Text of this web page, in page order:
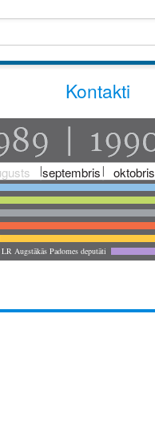
Kontakti
septembris oktobris
LR Augstākās Padomes deputāti